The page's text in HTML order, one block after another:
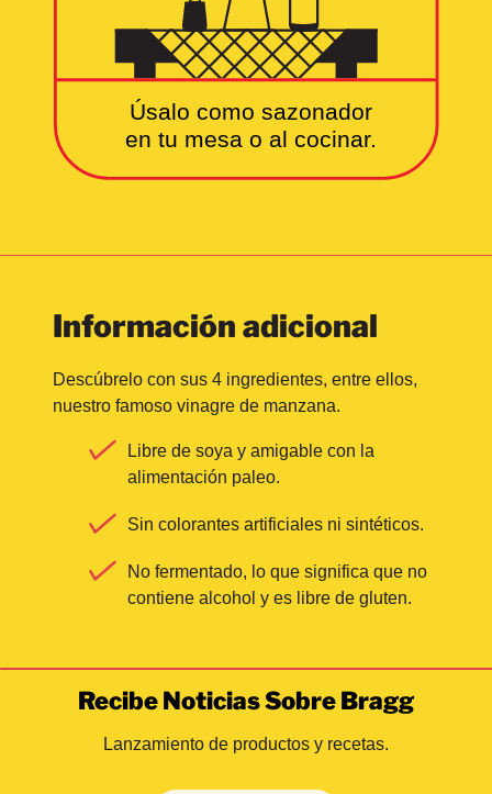
Información adicional
Descúbrelo con sus 4 ingredientes, entre ellos,
nuestro famoso vinagre de manzana.
Libre de soya y amigable con la
alimentación paleo.
Sin colorantes artificiales ni sintéticos.
No fermentado, lo que significa que no
contiene alcohol y es libre de gluten.
Recibe Noticias Sobre Bragg
Lanzamiento de productos y recetas.